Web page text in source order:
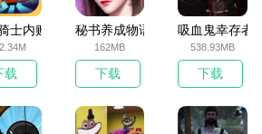
士内购破解版
载
秘书养成物语
162MB
下载
吸血鬼幸存者
538.93MB
下载